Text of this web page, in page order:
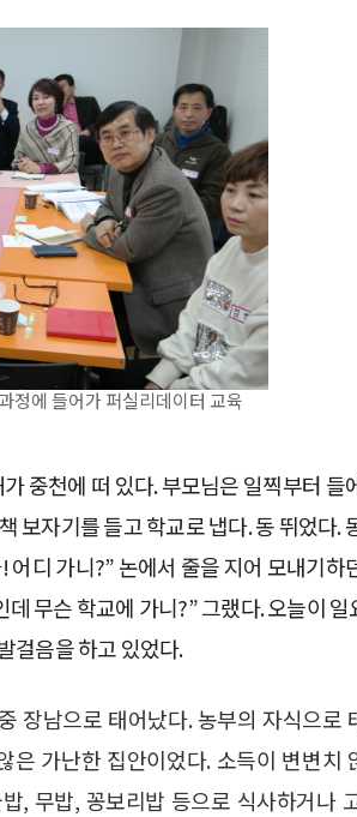
정에 들어가 퍼실리데이터 교육
중천에 떠 있다. 부모님은 일찍부터 들
보자기를 들고 학교로 냅다. 동 뛰었다.
디 가니?” 논에서 줄을 지어 모내기하
무슨 학교에 가니?” 그랬다. 오늘이 일
걸음을 하고 있었다.
장남으로 태어났다. 농부의 자식으로
가난한 집안이었다. 소득이 변변치
, 무밥, 꽁보리밥 등으로 식사하거나